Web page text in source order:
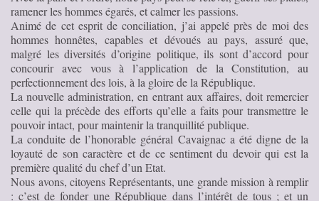
ramener les hommes égarés, et calmer les passions.
Animé de cet esprit de conciliation, j’ai appelé près de moi des
hommes honnêtes, capables et dévoués au pays, assuré que,
malgré les diversités d’origine politique, ils sont d’accord pour
concourir avec vous à l’application de la Constitution, au
perfectionnement des lois, à la gloire de la République.
La nouvelle administration, en entrant aux affaires, doit remercier
celle qui la précède des efforts qu’elle a faits pour transmettre le
pouvoir intact, pour maintenir la tranquillité publique.
La conduite de l’honorable général Cavaignac a été digne de la
loyauté de son caractère et de ce sentiment du devoir qui est la
première qualité du chef d’un Etat.
Nous avons, citoyens Représentants, une grande mission à remplir
: c’est de fonder une République dans l’intérêt de tous ; et un